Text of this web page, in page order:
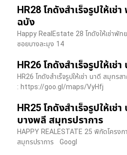
HR28 โกดังสำเร็จรูปให้เช่
ฉบัง
Happy RealEstate 28 โกดังให้เช่าพั
ซอยบางละมุง 14
HR26 โกดังสำเร็จรูปให้เช่
HR26 โกดังสำเร็จรูปให้เช่า นาดี สมุทร
: https://goo.gl/maps/VyHfj
HR25 โกดังสำเร็จรูปให้เช่
บางพลี สมุทรปราการ
HAPPY REALESTATE 25 พิกัดโครง
สมุทรปราการ Googl